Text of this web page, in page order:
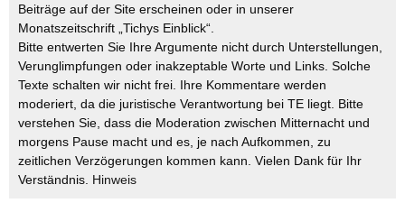
Beiträge auf der Site erscheinen oder in unserer
Monatszeitschrift „Tichys Einblick“.
Bitte entwerten Sie Ihre Argumente nicht durch Unterstellungen,
Verunglimpfungen oder inakzeptable Worte und Links. Solche
Texte schalten wir nicht frei. Ihre Kommentare werden
moderiert, da die juristische Verantwortung bei TE liegt. Bitte
verstehen Sie, dass die Moderation zwischen Mitternacht und
morgens Pause macht und es, je nach Aufkommen, zu
zeitlichen Verzögerungen kommen kann. Vielen Dank für Ihr
Verständnis. Hinweis